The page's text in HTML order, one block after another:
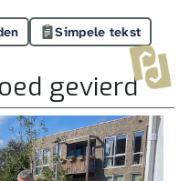
Simpele tekst
gevierd